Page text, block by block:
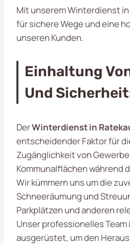
Mit unserem Winterdienst in
für sichere Wege und eine
unseren Kunden.
Einhaltung
Und
DerWinterdienst in
entscheidender Faktor für
Zugänglichkeit von
Kommunalflächen während
Wir kümmern uns um die
Schneeräumung und
Parkplätzen und anderen
Unser professionelles
ausgerüstet, um den